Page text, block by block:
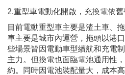
2.重型車電動化開啟，充換電依
目前電動重型車主要是渣土車、
車主要是城市內運營，拖頭以港
些場景皆因電動車型續航和充電
主力。但換電也面臨電池通用性
約。同時因電池裝配量大，成本